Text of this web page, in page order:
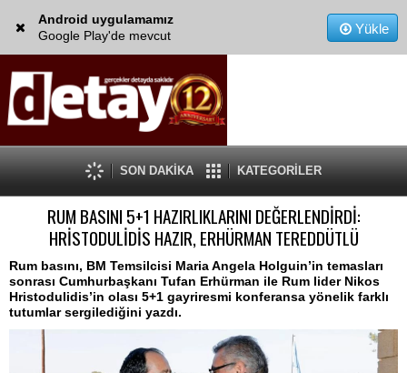
Android uygulamamız
Google Play'de mevcut
Yükle
SON DAKİKA KATEGORİLER
RUM BASINI 5+1 HAZIRLIKLARINI DEĞERLENDİRDİ:
HRİSTODULİDİS HAZIR, ERHÜRMAN TEREDDÜTLÜ
Rum basını, BM Temsilcisi Maria Angela Holguin’in temasları
sonrası Cumhurbaşkanı Tufan Erhürman ile Rum lider Nikos
Hristodulidis’in olası 5+1 gayriresmi konferansa yönelik farklı
tutumlar sergilediğini yazdı.